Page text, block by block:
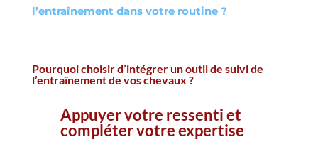
l’entraînement dans votre routine ?
Pourquoi choisir d’intégrer un outil de suivi de
l’entraînement de vos chevaux ?
Appuyer votre ressenti et
compléter votre expertise